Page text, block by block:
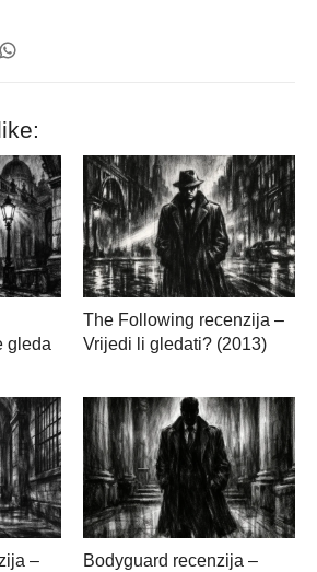
gleda
The Following recenzija –
Vrijedi li gledati? (2013)
–
Bodyguard recenzija –